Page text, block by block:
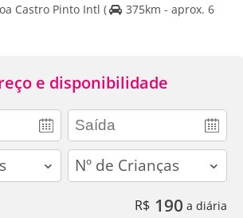
Castro Pinto Intl (
375km - aprox. 6
e disponibilidade
children
R$ 190 a diária